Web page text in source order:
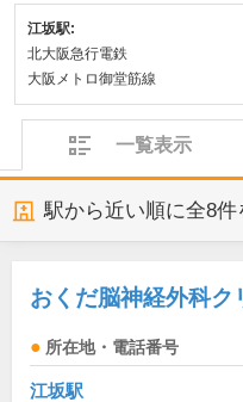
江坂駅:
北大阪急行電鉄
大阪メトロ御堂筋線
一覧表示
駅から近い順に全8件
おくだ脳神経外科ク
所在地・電話番号
江坂駅